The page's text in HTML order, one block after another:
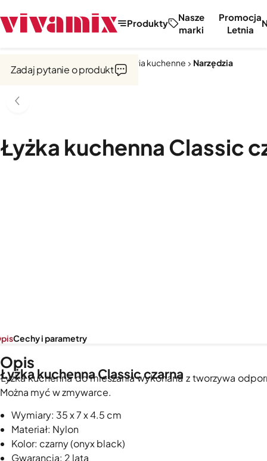
Produkty
Nasze
marki
Promocja
Letnia
Narzędzia i akcesoria kuchenne Narzędzia
Łyżka kuchenna Classic
Zadaj pytanie o produkt
Łyżka kuchenna Classic czarna
Cechy i parametry
Opis
Łyżka kuchenna do mieszania wykonana z tworzywa
Można myć w zmywarce.
Wymiary: 35 x 7 x 4.5 cm
Materiał: Nylon
Kolor: czarny (onyx black)
Gwarancja: 2 lata